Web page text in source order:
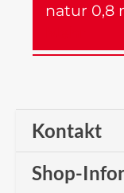
natur 0,8
Kontakt
Shop-